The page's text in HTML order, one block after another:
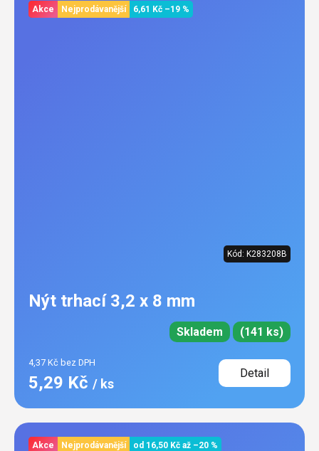
Akce Nejprodávanější 6,61 Kč –19 %
Kód: K283208B
Nýt trhací 3,2 x 8 mm
Skladem (141 ks)
4,37 Kč bez DPH
5,29 Kč / ks
Detail
Akce Nejprodávanější od 16,50 Kč až –20 %